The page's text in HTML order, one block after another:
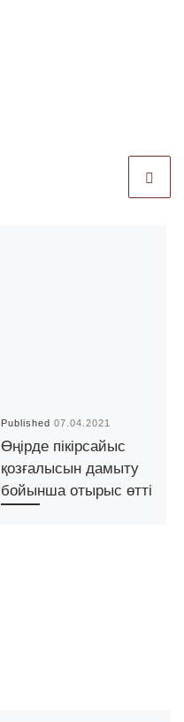
Published07.04.2021
Өңірде пікірсайыс
қозғалысын дамыту
бойынша отырыс өтті